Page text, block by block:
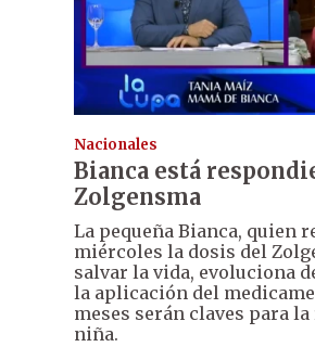
Nacionales
Bianca está
Zolgensma
La pequeña Bianca, quien
miércoles la dosis del
salvar la vida, evoluciona
la aplicación del
meses serán claves para
niña.